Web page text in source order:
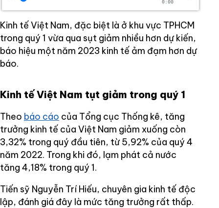
0:00
Kinh tế Việt Nam, đặc biệt là ở khu vực TPHCM
trong quý 1 vừa qua sụt giảm nhiều hơn dự kiến,
báo hiệu một năm 2023 kinh tế ảm đạm hơn dự
báo.
Kinh tế Việt Nam tụt giảm trong quý 1
Theo báo cáo của Tổng cục Thống kê, tăng
trưởng kinh tế của Việt Nam giảm xuống còn
3,32% trong quý đầu tiên, từ 5,92% của quý 4
năm 2022. Trong khi đó, lạm phát cả nước
tăng 4,18% trong quý 1.
Tiến sỹ Nguyễn Trí Hiếu, chuyên gia kinh tế độc
lập, đánh giá đây là mức tăng trưởng rất thấp.